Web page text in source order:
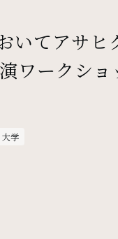
いてアサヒ
ワークショ
大学